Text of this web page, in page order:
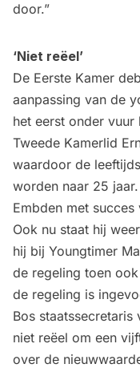
door.”
‘Niet reëel’
De Eerste Kamer
aanpassing van de
het eerst onder
Tweede Kamerlid
waardoor de
worden naar 25
Embden met
Ook nu staat hij
hij bij Youngtimer
de regeling toen
de regeling is
Bos staatssecretaris
niet reëel om een
over de